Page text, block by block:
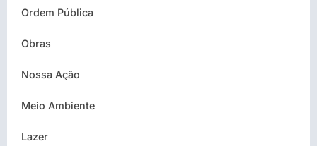
Ordem Pública
Obras
Nossa Ação
Meio Ambiente
Lazer